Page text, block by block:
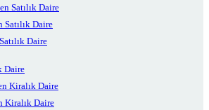
Satılık Daire
Daire
Daire
Daire
Kiralık Daire
Kiralık Daire